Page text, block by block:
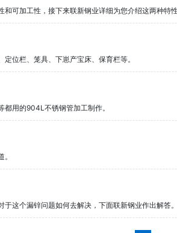
可加工性，接下来联新钢业详细为您介绍这两种特性
位栏、笼具、下崽产宝床、保育栏等。
用的904L不锈钢管加工制作。
这个漏锌问题如何去解决，下面联新钢业作出解答。